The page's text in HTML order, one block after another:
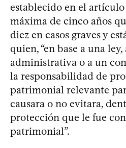
establecido en el artículo
máxima de cinco años
diez en casos graves y
quien, “en base a una
administrativa o a un
la responsabilidad de
patrimonial relevante
causara o no evitara,
protección que le fue
patrimonial”.